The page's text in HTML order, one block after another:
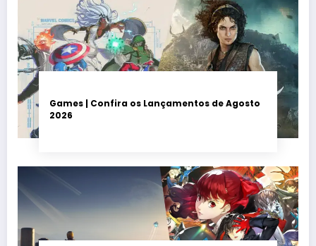
Games | Confira os Lançamentos de Agosto
2026